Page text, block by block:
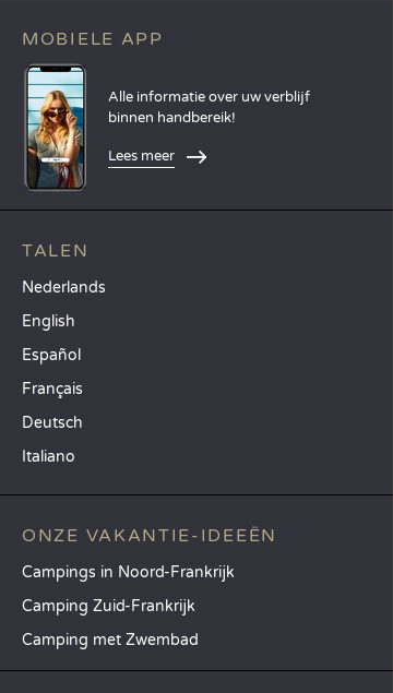
MOBIELE APP
Alle informatie over uw verblijf
binnen handbereik!
Lees meer
TALEN
Nederlands
English
Español
Français
Deutsch
Italiano
ONZE VAKANTIE-IDEEËN
Campings in Noord-Frankrijk
Camping Zuid-Frankrijk
Camping met Zwembad